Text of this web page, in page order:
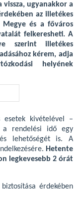
ugyanakkor a
az illetékes
és a főváros
felkeresheti. A
szerint illetékes
kérem, adja
helyének
esetek kivételével –
rendelési idő egy
lehetőségét is. A
Hetente
legkevesebb 2 órát
érdekében